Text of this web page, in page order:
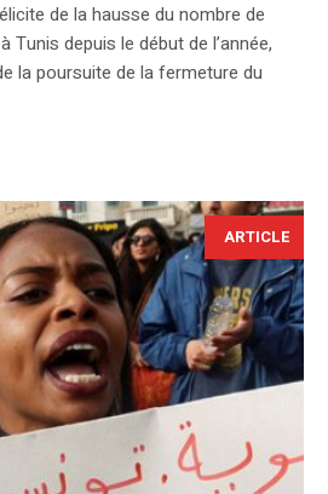
de la hausse du nombre de
depuis le début de l’année,
la poursuite de la fermeture du
ARTICLE